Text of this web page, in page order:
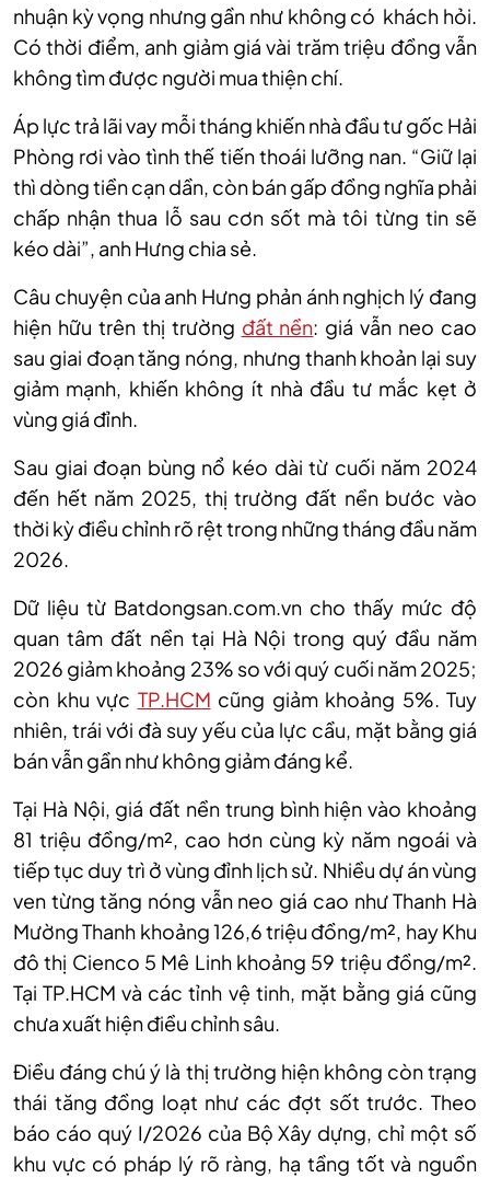
nhuận kỳ vọng nhưng gần như không có khách hỏi.
Có thời điểm, anh giảm giá vài trăm triệu đồng vẫn
không tìm được người mua thiện chí.
Áp lực trả lãi vay mỗi tháng khiến nhà đầu tư gốc Hải
Phòng rơi vào tình thế tiến thoái lưỡng nan. “Giữ lại
thì dòng tiền cạn dần, còn bán gấp đồng nghĩa phải
chấp nhận thua lỗ sau cơn sốt mà tôi từng tin sẽ
kéo dài”, anh Hưng chia sẻ.
Câu chuyện của anh Hưng phản ánh nghịch lý đang
hiện hữu trên thị trường đất nền: giá vẫn neo cao
sau giai đoạn tăng nóng, nhưng thanh khoản lại suy
giảm mạnh, khiến không ít nhà đầu tư mắc kẹt ở
vùng giá đỉnh.
Sau giai đoạn bùng nổ kéo dài từ cuối năm 2024
đến hết năm 2025, thị trường đất nền bước vào
thời kỳ điều chỉnh rõ rệt trong những tháng đầu năm
2026.
Dữ liệu từ Batdongsan.com.vn cho thấy mức độ
quan tâm đất nền tại Hà Nội trong quý đầu năm
2026 giảm khoảng 23% so với quý cuối năm 2025;
còn khu vực TP.HCM cũng giảm khoảng 5%. Tuy
nhiên, trái với đà suy yếu của lực cầu, mặt bằng giá
bán vẫn gần như không giảm đáng kể.
Tại Hà Nội, giá đất nền trung bình hiện vào khoảng
81 triệu đồng/m², cao hơn cùng kỳ năm ngoái và
tiếp tục duy trì ở vùng đỉnh lịch sử. Nhiều dự án vùng
ven từng tăng nóng vẫn neo giá cao như Thanh Hà
Mường Thanh khoảng 126,6 triệu đồng/m², hay Khu
đô thị Cienco 5 Mê Linh khoảng 59 triệu đồng/m².
Tại TP.HCM và các tỉnh vệ tinh, mặt bằng giá cũng
chưa xuất hiện điều chỉnh sâu.
Điều đáng chú ý là thị trường hiện không còn trạng
thái tăng đồng loạt như các đợt sốt trước. Theo
báo cáo quý I/2026 của Bộ Xây dựng, chỉ một số
khu vực có pháp lý rõ ràng, hạ tầng tốt và nguồn